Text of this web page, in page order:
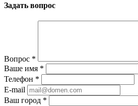
Задать вопрос
Вопрос *
Ваше имя *
Телефон *
E-mail
Ваш город *